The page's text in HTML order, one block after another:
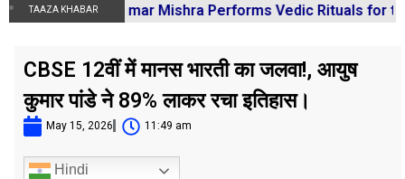
TAAZA KHABAR
Manoj Kumar Mishra Performs Vedic Rituals for the
CBSE 12वीं में मानस भारती का जलवा!, आयुष
कुमार पांडे ने 89% लाकर रचा इतिहास।
May 15, 2026 11:49 am
Hindi